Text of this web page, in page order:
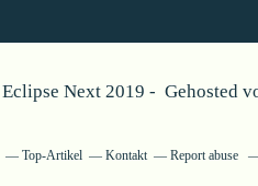
Eclipse Next 2019 - Gehosted
Top-Artikel Kontakt Report abuse